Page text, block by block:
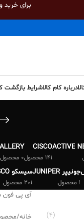
برای
درباره کام کالاشرایط بازگشت
ACTIVE
CISCO
141 محصول 0 محصول
جونیپر JUNIPER
1 محصول
سیسکو CISCO
201 محصول
(4)
آی پی
خانه/